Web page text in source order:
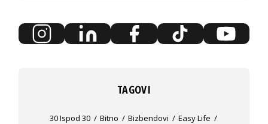
TAGOVI
30 Ispod 30 Bitno Bizbendovi
Easy Life